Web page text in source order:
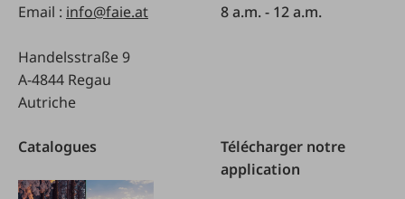
Email : info@faie.at
Handelsstraße 9
A-4844 Regau
Autriche
8 a.m. - 12 a.m.
Catalogues
Télécharger notre
application